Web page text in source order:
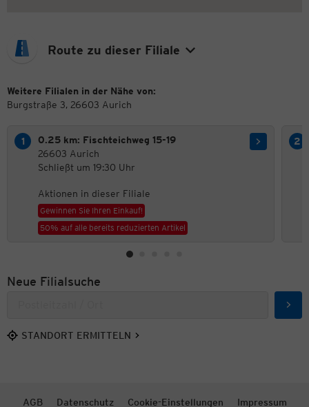
Route zu dieser Filiale
Weitere Filialen in der Nähe von:
Burgstraße 3, 26603 Aurich
0.25 km: Fischteichweg 15-19
26603 Aurich
Schließt um 19:30 Uhr
Aktionen in dieser Filiale
Gewinnen Sie Ihren Einkauf!
50% auf alle bereits reduzierten Artikel
Neue Filialsuche
STANDORT ERMITTELN
AGB Datenschutz Cookie-Einstellungen Impressum